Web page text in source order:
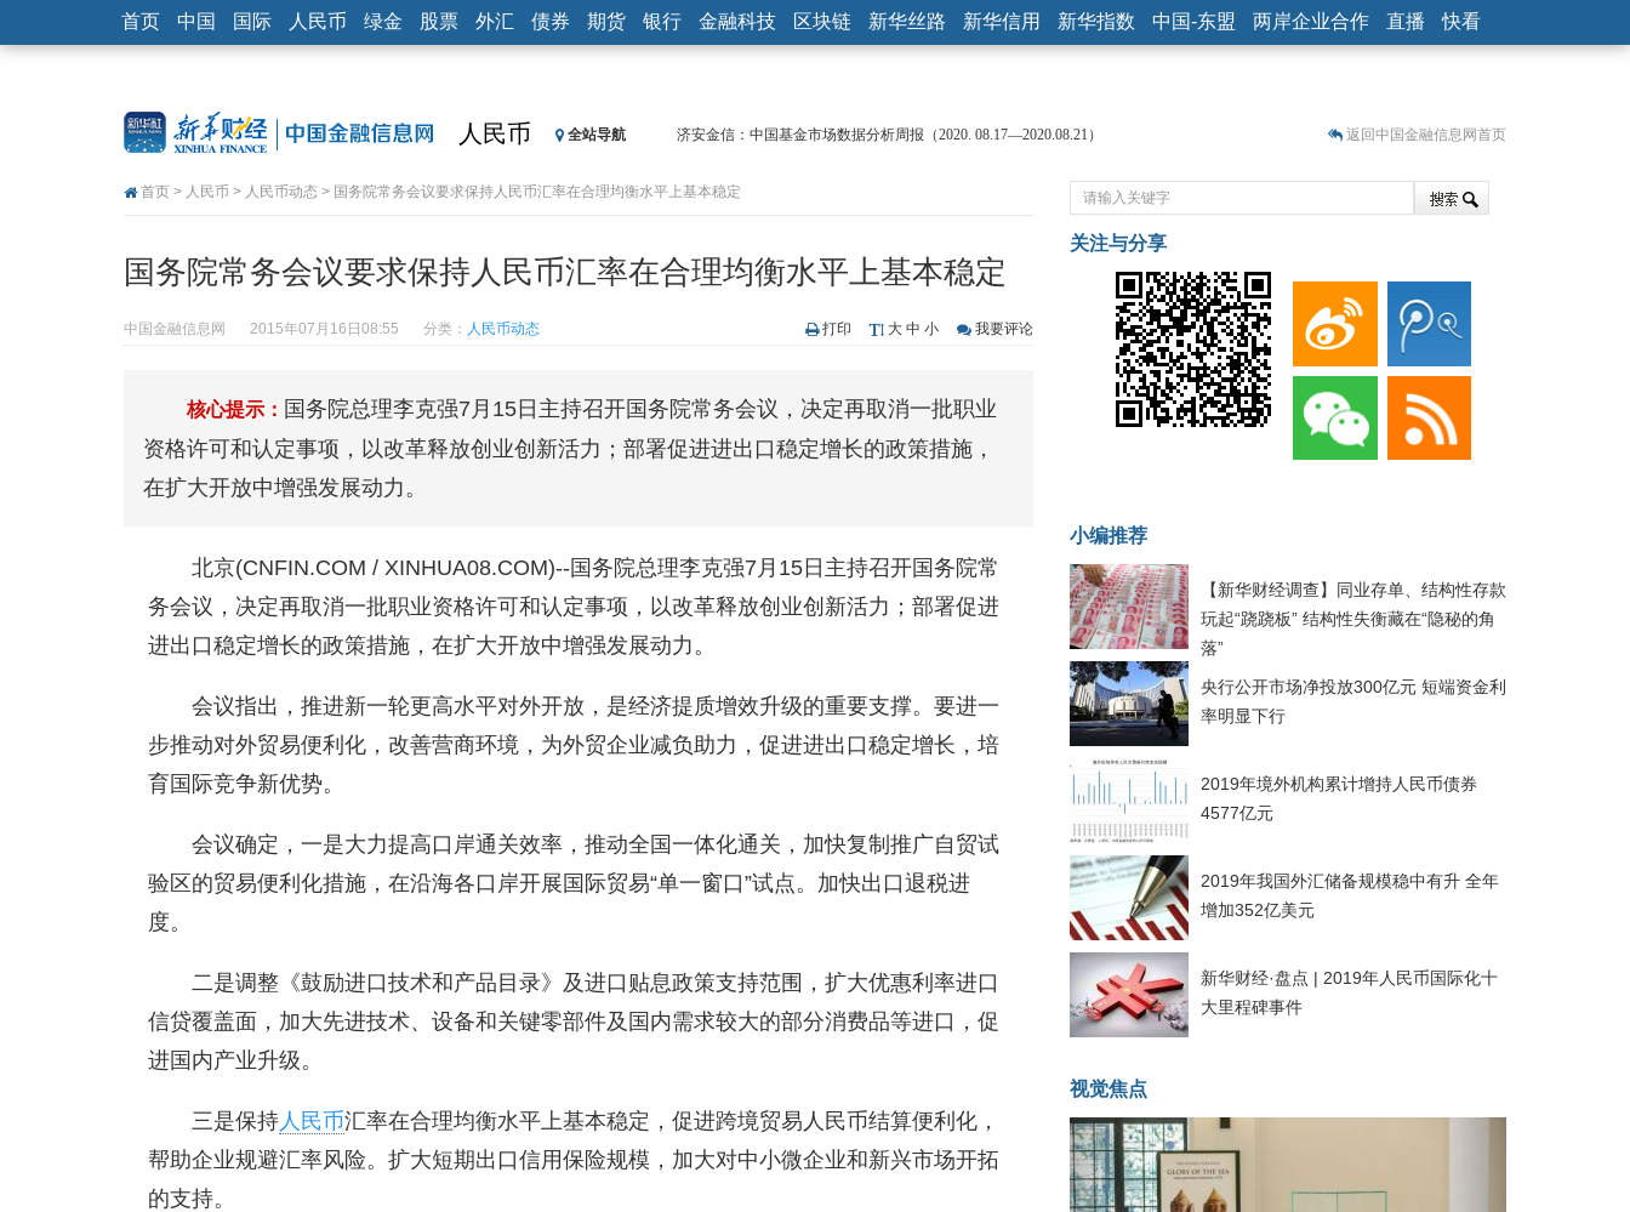
首页 中国 国际 人民币 绿金 股票 外汇 债券 期货 银行 金融科技 区块链 新华丝路 新华信用 新华指数 中国-东盟 两岸企业合作 直播 快看
人民币 全站导航
济安金信：中国基金市场数据分析周报（2020. 08.17—2020.08.21）
记者手记：疫情下的香港零售业如何浴火重生？
济安金信：中国基金市场数据分析周报（2020. 07.27—2020.07.31）
【新华财经调查】同业存单、结构性存款玩起“跷跷板” 结构性失衡藏
央行公开市场净投放300亿元 短端资金利率明显下行
恒生聚源：北斗收官之星发射成功，全产业链解析
返回中国金融信息网首页
首页 > 人民币 > 人民币动态 > 国务院常务会议要求保持人民币汇率在合理均衡水平上基本稳定
国务院常务会议要求保持人民币汇率在合理均衡水平上基本稳定
中国金融信息网 2015年07月16日08:55 分类： 人民币动态 打印 大 中 小 我要评论
核心提示： 国务院总理李克强7月15日主持召开国务院常务会议，决定再取消一批职业
资格许可和认定事项，以改革释放创业创新活力；部署促进进出口稳定增长的政策措施，
在扩大开放中增强发展动力。
北京(CNFIN.COM / XINHUA08.COM)--国务院总理李克强7月15日主持召开国务院常
务会议，决定再取消一批职业资格许可和认定事项，以改革释放创业创新活力；部署促进
进出口稳定增长的政策措施，在扩大开放中增强发展动力。
会议指出，推进新一轮更高水平对外开放，是经济提质增效升级的重要支撑。要进一
步推动对外贸易便利化，改善营商环境，为外贸企业减负助力，促进进出口稳定增长，培
育国际竞争新优势。
会议确定，一是大力提高口岸通关效率，推动全国一体化通关，加快复制推广自贸试
验区的贸易便利化措施，在沿海各口岸开展国际贸易“单一窗口”试点。加快出口退税进
度。
二是调整《鼓励进口技术和产品目录》及进口贴息政策支持范围，扩大优惠利率进口
信贷覆盖面，加大先进技术、设备和关键零部件及国内需求较大的部分消费品等进口，促
进国内产业升级。
三是保持人民币汇率在合理均衡水平上基本稳定，促进跨境贸易人民币结算便利化，
帮助企业规避汇率风险。扩大短期出口信用保险规模，加大对中小微企业和新兴市场开拓
的支持。
关注与分享
小编推荐
【新华财经调查】同业存单、结构性存款
玩起“跷跷板” 结构性失衡藏在“隐秘的角
落”
央行公开市场净投放300亿元 短端资金利
率明显下行
2019年境外机构累计增持人民币债券
4577亿元
2019年我国外汇储备规模稳中有升 全年
增加352亿美元
新华财经·盘点 | 2019年人民币国际化十
大里程碑事件
视觉焦点